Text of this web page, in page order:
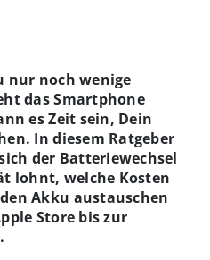
nur noch wenige
das Smartphone
es Zeit sein, Dein
In diesem Ratgeber
der Batteriewechsel
lohnt, welche Kosten
Akku austauschen
Store bis zur